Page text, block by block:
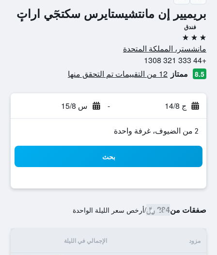
بريميير إن مانتشيستايرس سكتجٓي اراتٕ
فندق
3 نجوم
مانشستر، المملكة المتحدة
+44 333 321 1308
8.5 ممتاز 12 من التقييمات تم التحقق منها
ج 14/8 - س 15/8
2 من الضيوف، غرفة واحدة
بحث
صفقات من284 ﷼ /أرخص سعر الليلة الواحدة
مزود الإجمالي في الليلة